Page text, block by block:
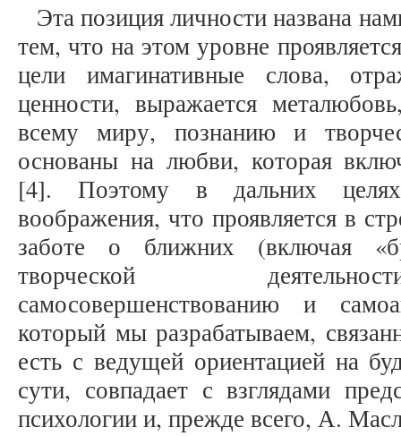
Эта позиция личности названа
тем, что на этом уровне
цели имагинативные слова,
ценности, выражается
всему миру, познанию и
основаны на любви, которая
[4]. Поэтому в дальних целях
воображения, что проявляется в
заботе о ближних (включая
творческой
самосовершенствованию и
который мы разрабатываем,
есть с ведущей ориентацией на
сути, совпадает с взглядами
психологии и, прежде всего, А.